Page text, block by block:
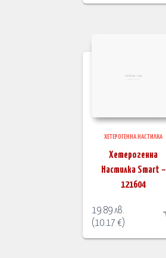
ХЕТЕРОГЕННА НАСТИЛКА
Хетерогенна
Настилка Smart –
121604
19.89лв.
(10.17€)